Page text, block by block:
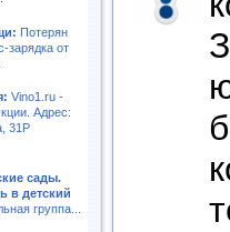
Потерян
зарядка от
Vino1.ru -
Адрес:
31Р
сады.
в детский
группа...